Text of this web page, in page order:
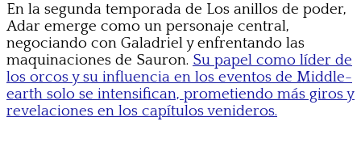
En la segunda temporada de Los anillos de poder,
Adar emerge como un personaje central,
negociando con Galadriel y enfrentando las
maquinaciones de Sauron. Su papel como líder de
los orcos y su influencia en los eventos de Middle-
earth solo se intensifican, prometiendo más giros y
revelaciones en los capítulos venideros.